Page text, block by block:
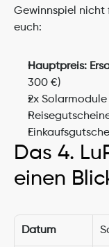
Gewinnspiel nicht
euch:
Hauptpreis:
300 €)
2x Solarmodule
Das 4.
einen
Datum